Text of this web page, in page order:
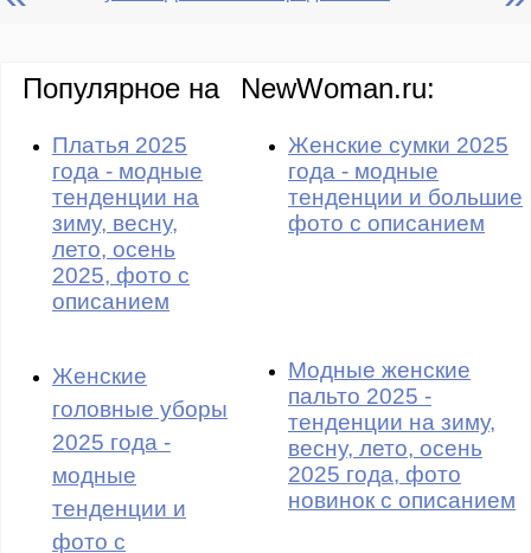
Популярное на NewWoman.ru:
Платья 2025
года - модные
тенденции на
зиму, весну,
лето, осень
2025, фото с
описанием
Женские сумки 2025
года - модные
тенденции и большие
фото с описанием
Женские
головные уборы
2025 года -
модные
тенденции и
фото с
Модные женские
пальто 2025 -
тенденции на зиму,
весну, лето, осень
2025 года, фото
новинок с описанием